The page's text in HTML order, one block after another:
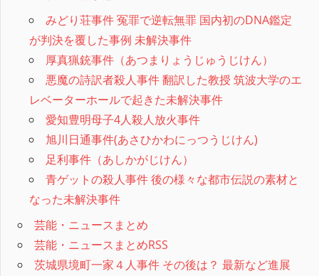
みどり荘事件 冤罪で逆転無罪 国内初のDNA鑑定
が判決を覆した事例 未解決事件
厚真猟銃事件（あつまりょうじゅうじけん）
悪魔の詩訳者殺人事件 翻訳した教授 筑波大学のエ
レベーターホールで起きた未解決事件
愛知豊明母子4人殺人放火事件
旭川日通事件(あさひかわにっつうじけん)
足利事件（あしかがじけん）
青ゲットの殺人事件 後の様々な都市伝説の素材と
なった未解決事件
芸能・ニュースまとめ
芸能・ニュースまとめRSS
茨城県境町一家４人事件 その後は？ 最新など進展